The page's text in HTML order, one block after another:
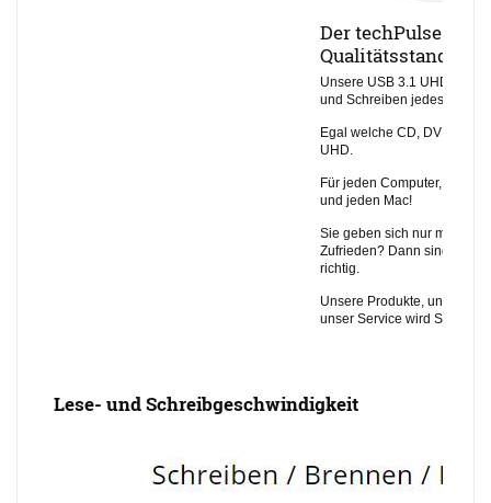
Der techPulse120
Qualitätsstandard
Unsere USB 3.1 UHD
und Schreiben jedes
Egal welche CD, DVD, Blu-
UHD.
Für jeden Computer, jedes
und jeden Mac!
Sie geben sich nur mit dem
Zufrieden? Dann sind Sie
richtig.
Unsere Produkte, unser
unser Service wird Sie
Lese- und Schreibgeschwindigkeit